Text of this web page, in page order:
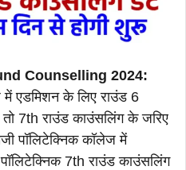
Counselling 2024:
में एडमिशन के लिए राउंड 6
7th राउंड काउंसलिंग के जरिए
पॉलिटेक्निक कॉलेज में
पॉलिटेक्निक 7th राउंड काउंसलिंग